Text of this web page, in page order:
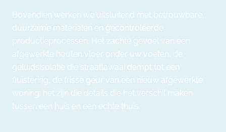
Bovendien werken we uitsluitend met betrouwbare,
duurzame materialen en gecontroleerde
productieprocessen. Het zachte gevoel van een
afgewerkte houten vloer onder uw voeten, de
geluidsisolatie die straatlawaai dempt tot een
fluistering, de frisse geur van een nieuw afgewerkte
woning: het zijn die details die het verschil maken
tussen een huis en een echte thuis.